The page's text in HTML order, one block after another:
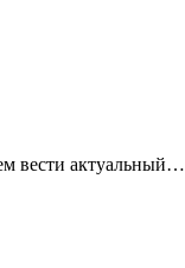
вести актуальный…